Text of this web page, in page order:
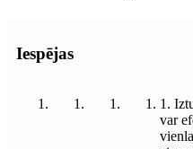
Iespējas
1.
var